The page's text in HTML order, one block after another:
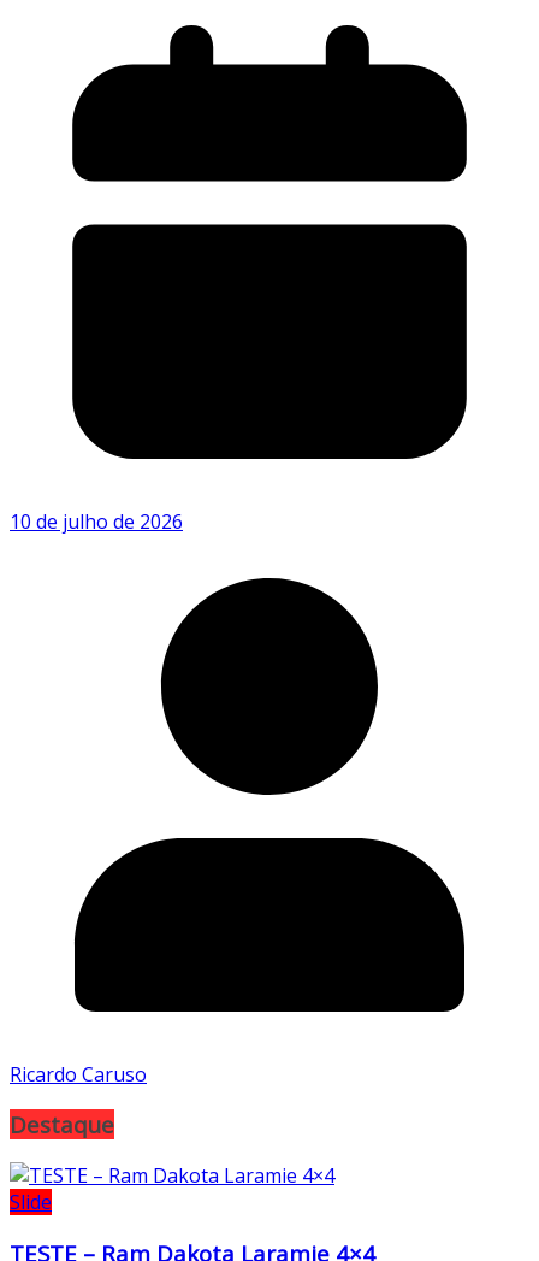
10 de julho de 2026
Ricardo Caruso
Destaque
Slide
TESTE – Ram Dakota Laramie 4×4